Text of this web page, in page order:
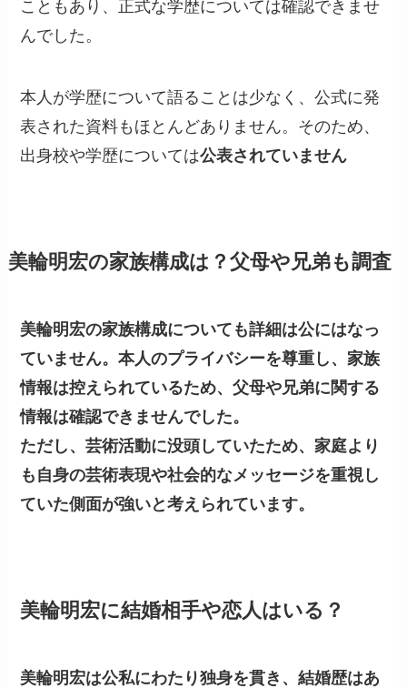
こともあり、正式な学歴については確認できませ
んでした。
本人が学歴について語ることは少なく、公式に発
表された資料もほとんどありません。そのため、
出身校や学歴については公表されていません
美輪明宏の家族構成は？父母や兄弟も調査
美輪明宏の家族構成についても詳細は公にはなっ
ていません。本人のプライバシーを尊重し、家族
情報は控えられているため、父母や兄弟に関する
情報は確認できませんでした。
ただし、芸術活動に没頭していたため、家庭より
も自身の芸術表現や社会的なメッセージを重視し
ていた側面が強いと考えられています。
美輪明宏に結婚相手や恋人はいる？
美輪明宏は公私にわたり独身を貫き、結婚歴はあ